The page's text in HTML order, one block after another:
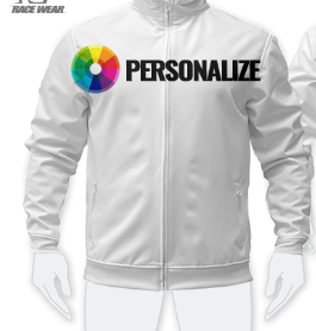
Colore di contorno
Senza contorno
INSERISCI
Colore del carattere
Senza contorno
INSERISCI